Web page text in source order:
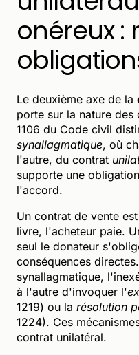
onéreux :
Le deuxième axe de la
porte sur la nature
1106 du Code civil
synallagmatique, où
l'autre, du contrat
supporte une
l'accord.
Un contrat de vente
livre, l'acheteur paie.
seul le donateur
conséquences
synallagmatique,
à l'autre d'invoquer l'
1219) ou la résolution
1224). Ces
contrat unilatéral.